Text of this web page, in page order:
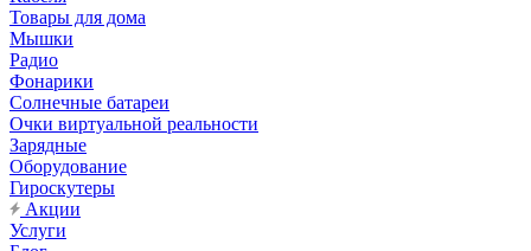
Товары для дома
Мышки
Радио
Фонарики
Солнечные батареи
Очки виртуальной реальности
Зарядные
Оборудование
Гироскутеры
Акции
Услуги